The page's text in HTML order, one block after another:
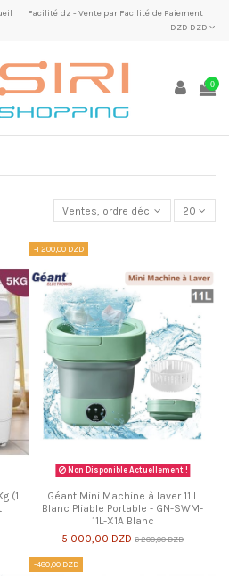
Facilité dz - Vente par Facilité de Paiement
DZD DZD
0
Ventes, ordre décroissant20
(1
-1 200,00 DZD
Non Disponible Actuellement !
Géant Mini Machine à laver 11 L
Blanc Pliable Portable - GN-SWM-
11L-X1A Blanc
5 000,00 DZD 6 200,00 DZD
-480,00 DZD